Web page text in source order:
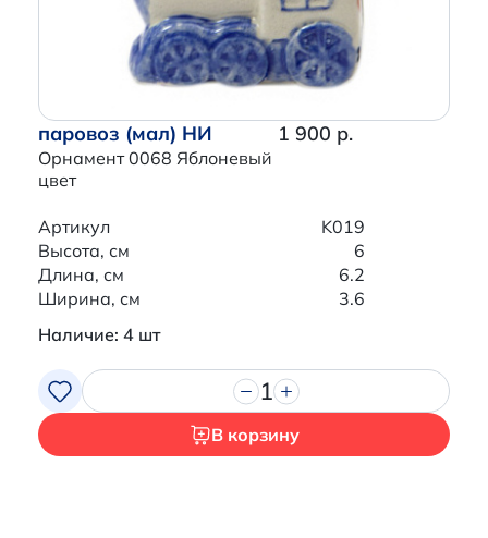
паровоз (мал) НИ
Орнамент 0068 Яблоневый
цвет
1 900 р.
Артикул
K019
Высота, см
6
Длина, см
6.2
Ширина, см
3.6
Наличие: 4 шт
1
В корзину